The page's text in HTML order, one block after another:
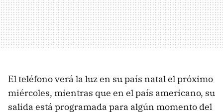
El teléfono verá la luz en su país natal el próximo
miércoles, mientras que en el país americano, su
salida está programada para algún momento del